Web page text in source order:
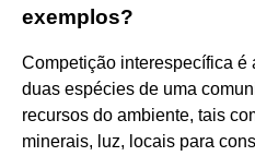
exemplos?
Competição interespecífica
duas espécies de uma
recursos do ambiente, tais
minerais, luz, locais para